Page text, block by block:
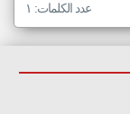
عدد الكلمات: ١